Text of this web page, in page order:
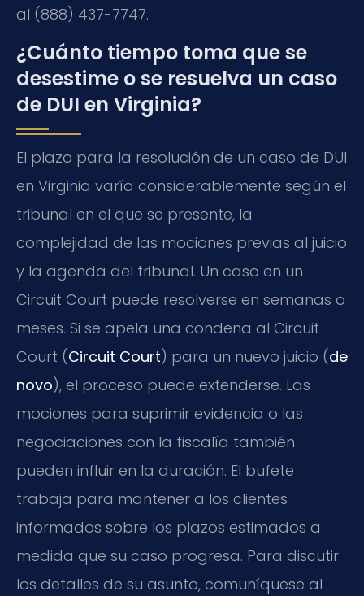
al (888) 437-7747.
¿Cuánto tiempo toma que se
desestime o se resuelva un caso
de DUI en Virginia?
El plazo para la resolución de un caso de DUI
en Virginia varía considerablemente según el
tribunal en el que se presente, la
complejidad de las mociones previas al juicio
y la agenda del tribunal. Un caso en un
Circuit Court puede resolverse en semanas o
meses. Si se apela una condena al Circuit
Court (Circuit Court) para un nuevo juicio (de
novo), el proceso puede extenderse. Las
mociones para suprimir evidencia o las
negociaciones con la fiscalía también
pueden influir en la duración. El bufete
trabaja para mantener a los clientes
informados sobre los plazos estimados a
medida que su caso progresa. Para discutir
los detalles de su asunto, comuníquese al